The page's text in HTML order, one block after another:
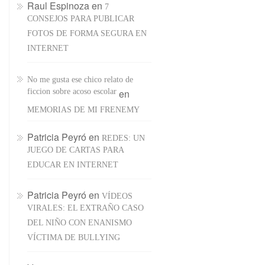
Raul Espinozaen 7
CONSEJOS PARA PUBLICAR
FOTOS DE FORMA SEGURA EN
INTERNET
No me gusta ese chico relato de
ficcion sobre acoso escolaren
MEMORIAS DE MI FRENEMY
Patricia Peyró en REDES: UN
JUEGO DE CARTAS PARA
EDUCAR EN INTERNET
Patricia Peyró en VÍDEOS
VIRALES: EL EXTRAÑO CASO
DEL NIÑO CON ENANISMO
VÍCTIMA DE BULLYING